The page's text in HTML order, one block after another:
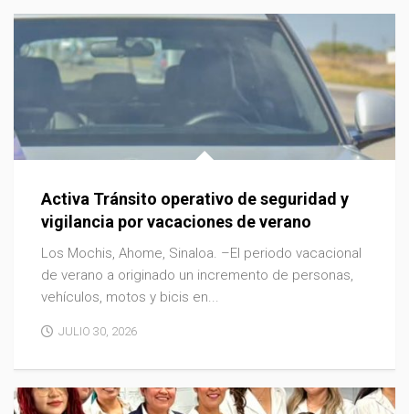
Activa Tránsito operativo de seguridad y
vigilancia por vacaciones de verano
Los Mochis, Ahome, Sinaloa. –El periodo vacacional
de verano a originado un incremento de personas,
vehículos, motos y bicis en...
JULIO 30, 2026